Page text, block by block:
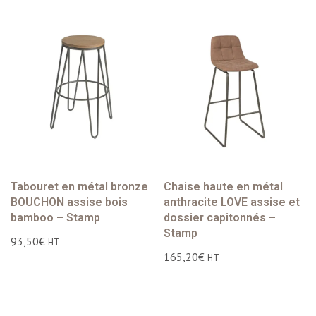
Tabouret en métal bronze
BOUCHON assise bois
bamboo – Stamp
93,50€ HT
Chaise haute en métal
anthracite LOVE assise et
dossier capitonnés –
Stamp
165,20€ HT